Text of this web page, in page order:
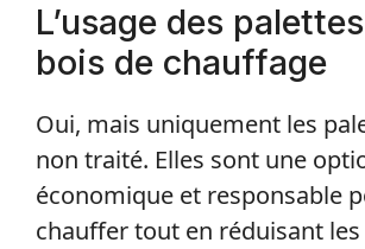
L’usage des
bois de chauffage
Oui, mais uniquement les
non traité. Elles sont une
économique et responsable
chauffer tout en réduisant les